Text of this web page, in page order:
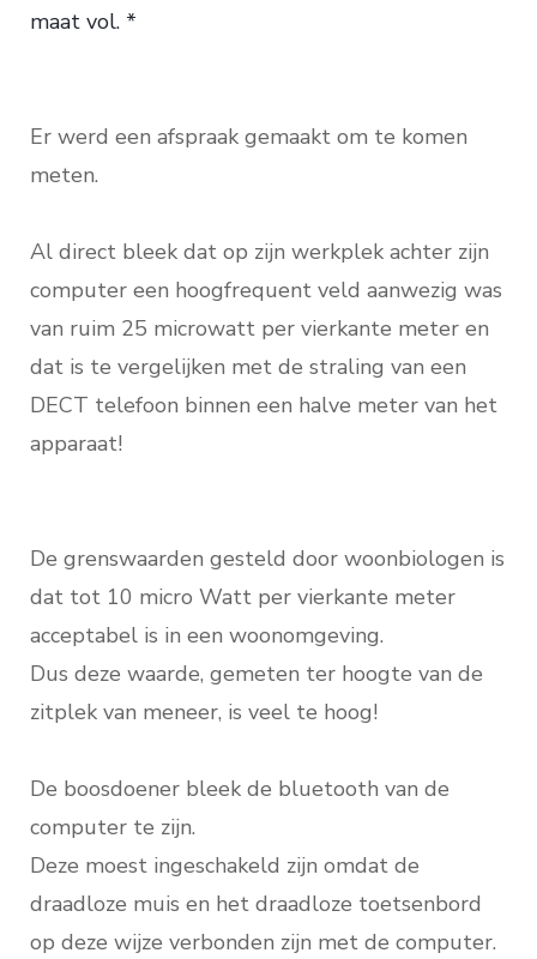
maat vol. *
Er werd een afspraak gemaakt om te komen
meten.
Al direct bleek dat op zijn werkplek achter zijn
computer een hoogfrequent veld aanwezig was
van ruim 25 microwatt per vierkante meter en
dat is te vergelijken met de straling van een
DECT telefoon binnen een halve meter van het
apparaat!
De grenswaarden gesteld door woonbiologen is
dat tot 10 micro Watt per vierkante meter
acceptabel is in een woonomgeving.
Dus deze waarde, gemeten ter hoogte van de
zitplek van meneer, is veel te hoog!
De boosdoener bleek de bluetooth van de
computer te zijn.
Deze moest ingeschakeld zijn omdat de
draadloze muis en het draadloze toetsenbord
op deze wijze verbonden zijn met de computer.